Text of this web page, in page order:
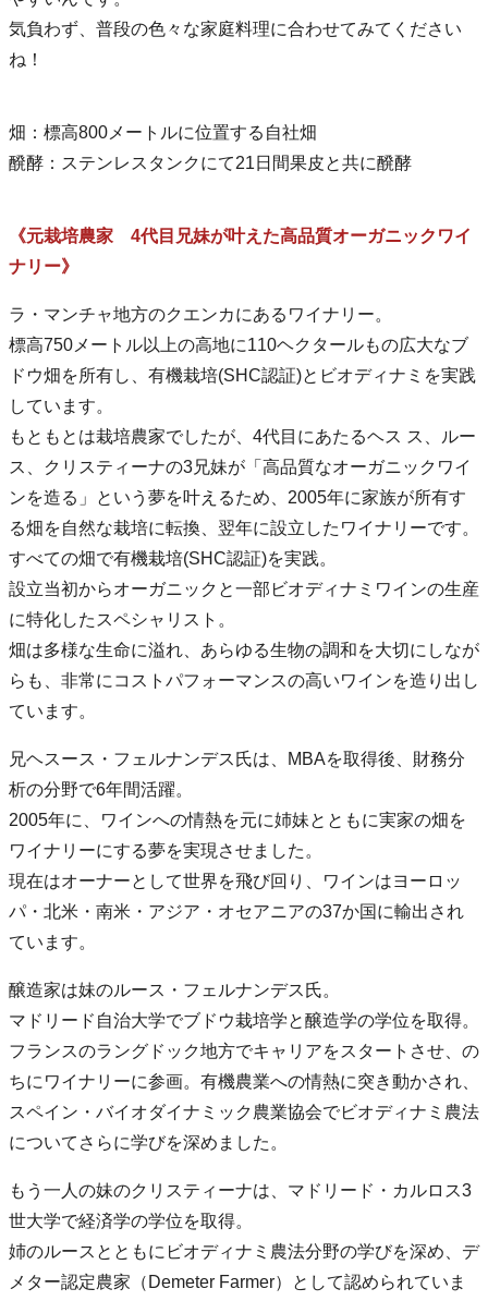
気負わず、普段の色々な家庭料理に合わせてみてください
ね！
畑：標高800メートルに位置する自社畑
醗酵：ステンレスタンクにて21日間果皮と共に醗酵
《元栽培農家 4代目兄妹が叶えた高品質オーガニックワイ
ナリー》
ラ・マンチャ地方のクエンカにあるワイナリー。
標高750メートル以上の高地に110ヘクタールもの広大なブ
ドウ畑を所有し、有機栽培(SHC認証)とビオディナミを実践
しています。
もともとは栽培農家でしたが、4代目にあたるヘス ス、ルー
ス、クリスティーナの3兄妹が「高品質なオーガニックワイ
ンを造る」という夢を叶えるため、2005年に家族が所有す
る畑を自然な栽培に転換、翌年に設立したワイナリーです。
すべての畑で有機栽培(SHC認証)を実践。
設立当初からオーガニックと一部ビオディナミワインの生産
に特化したスペシャリスト。
畑は多様な生命に溢れ、あらゆる生物の調和を大切にしなが
らも、非常にコストパフォーマンスの高いワインを造り出し
ています。
兄ヘスース・フェルナンデス氏は、MBAを取得後、財務分
析の分野で6年間活躍。
2005年に、ワインへの情熱を元に姉妹とともに実家の畑を
ワイナリーにする夢を実現させました。
現在はオーナーとして世界を飛び回り、ワインはヨーロッ
パ・北米・南米・アジア・オセアニアの37か国に輸出され
ています。
醸造家は妹のルース・フェルナンデス氏。
マドリード自治大学でブドウ栽培学と醸造学の学位を取得。
フランスのラングドック地方でキャリアをスタートさせ、の
ちにワイナリーに参画。有機農業への情熱に突き動かされ、
スペイン・バイオダイナミック農業協会でビオディナミ農法
についてさらに学びを深めました。
もう一人の妹のクリスティーナは、マドリード・カルロス3
世大学で経済学の学位を取得。
姉のルースとともにビオディナミ農法分野の学びを深め、デ
メター認定農家（Demeter Farmer）として認められていま